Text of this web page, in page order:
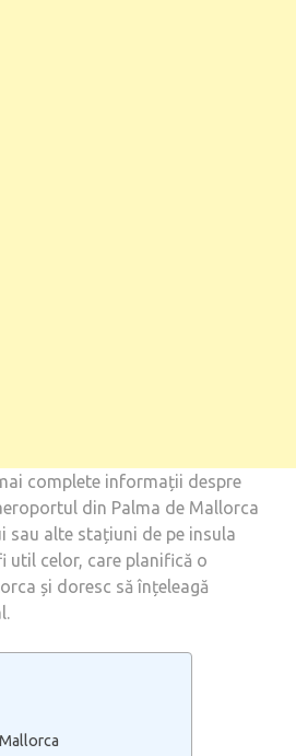
complete informații despre
din Palma de Mallorca
sau alte stațiuni de pe insula
util celor, care planifică o
și doresc să înțeleagă